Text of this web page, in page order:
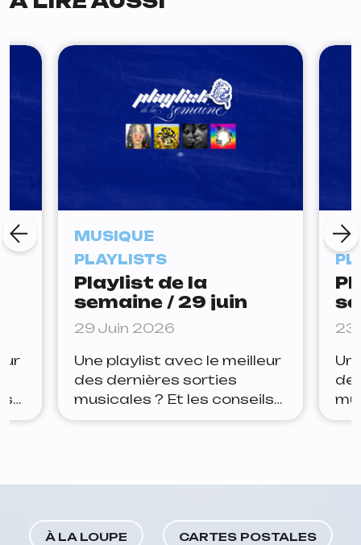
MUSIQUE
PLAYLISTS
Playlist de la
semaine / 29 juin
29 Juin 2026
Une playlist avec le meilleur
des dernières sorties
musicales ? Et les conseils
de la rédaction pour rester
enfin dispo, et il rejoint
23
de
À LA LOUPE CARTES POSTALES